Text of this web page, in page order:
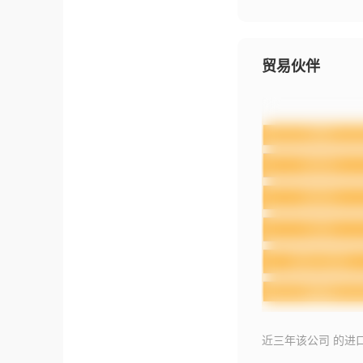
贸易伙伴
近三年该公司 的进